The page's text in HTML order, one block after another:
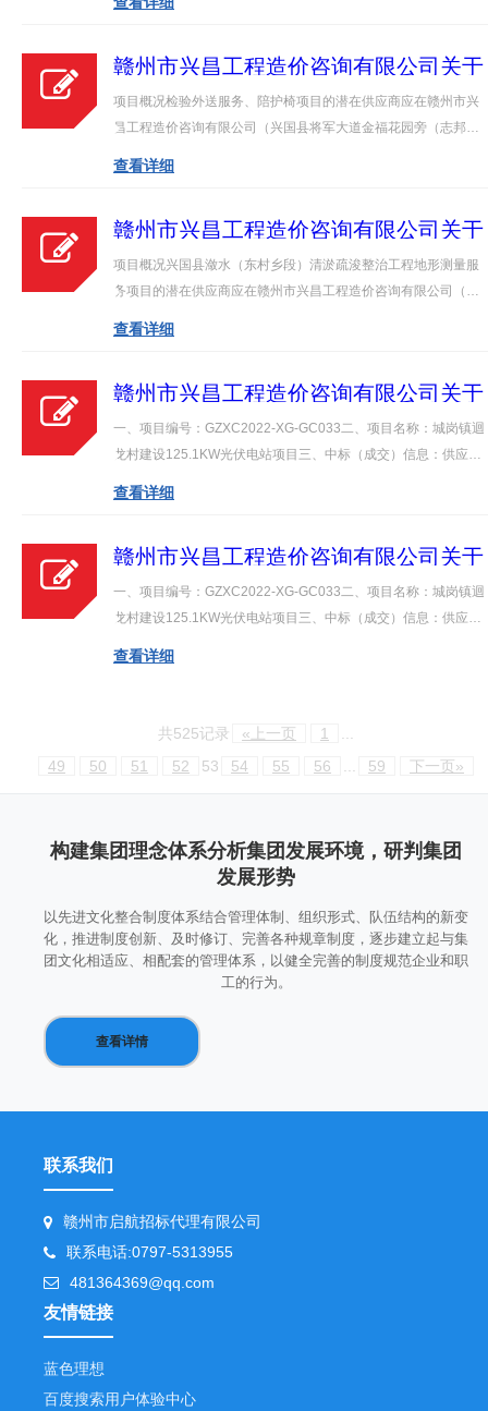
招标信息
BIDDING
INFORMATION
XG-GC036）竞争性谈判采购公告
赣州市兴昌工程造价咨询有限公司关于
兴国县人民医院检验外送服务、陪护椅
项目（项目编号：GZXC2022-XG-
项目概况检验外送服务、陪护椅项目的潜在供应商应在赣州市兴
昌工程造价咨询有限公司（兴国县将军大道金福花园旁（志邦全
屋定制，即：美大集成灶四楼）获取竞争性谈判文件，并于2022
查看详细
赣州市兴昌工程造价咨询有限公司关于
兴国县益民水利工程有限公司兴国县潋
水（东村乡段）清淤疏浚整治工程地形
XG-GC034）询价采购公告
项目概况兴国县潋水（东村乡段）清淤疏浚整治工程地形测量服
务项目的潜在供应商应在赣州市兴昌工程造价咨询有限公司（兴
国县将军大道金福花园旁（志邦全屋定制，即：美大集成灶四
查看详细
赣州市兴昌工程造价咨询有限公司关于
江西省赣州市兴国县城岗镇人民政府城
岗镇迴龙村建设125.1KW光伏电站项目
询价成交结果公告
一、项目编号：GZXC2022-XG-GC033二、项目名称：城岗镇迴
龙村建设125.1KW光伏电站项目三、中标（成交）信息：供应商
名称：兴国鼎创光电科技有限公司供应商联系人：王明志供应商
查看详细
赣州市兴昌工程造价咨询有限公司关于
江西省赣州市兴国县城岗镇人民政府城
岗镇迴龙村建设125.1KW光伏电站项目
询价成交结果公告
一、项目编号：GZXC2022-XG-GC033二、项目名称：城岗镇迴
龙村建设125.1KW光伏电站项目三、中标（成交）信息：供应商
名称：兴国鼎创光电科技有限公司供应商联系人：王明志供应商
查看详细
共525记录 «上一页 1
49
50 51 52 53 54 55 56 59 下一页»
构建集团理念体系分析集团发展环境，研判集团
发展形势
以先进文化整合制度体系结合管理体制、组织形式、队伍结构的新变
化，推进制度创新、及时修订、完善各种规章制度，逐步建立起与集
团文化相适应、相配套的管理体系，以健全完善的制度规范企业和职
工的行为。
查看详情
联系我们
赣州市启航招标代理有限公司
联系电话:0797-5313955
481364369@qq.com
友情链接
蓝色理想
百度搜索用户体验中心